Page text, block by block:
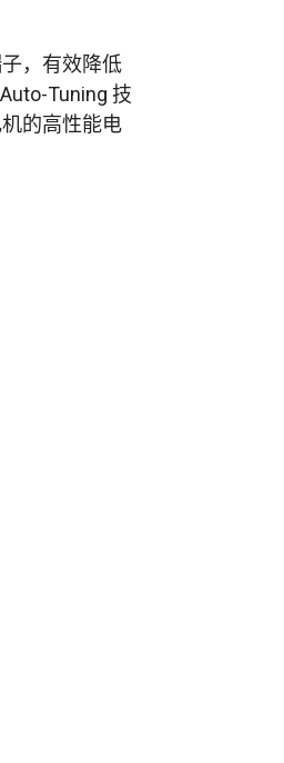
，有效降低
Tuning 技
的高性能电